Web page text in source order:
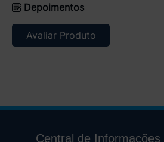
Depoimentos
Avaliar Produto
Central de Informações